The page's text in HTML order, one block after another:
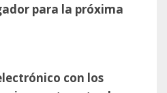
para la próxima
con los